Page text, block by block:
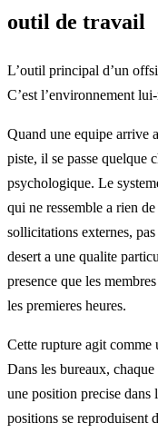
outil de travail
L’outil principal d’un
C’est l’environnement
Quand une equipe arrive
piste, il se passe quelque
psychologique. Le
qui ne ressemble a rien
sollicitations externes,
desert a une qualite
presence que les
les premieres heures.
Cette rupture agit comme
Dans les bureaux,
une position precise
positions se reproduisent